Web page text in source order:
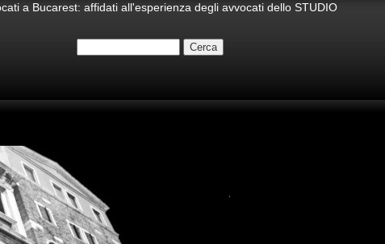
a Bucarest: affidati all'esperienza degli avvocati dello STUDIO